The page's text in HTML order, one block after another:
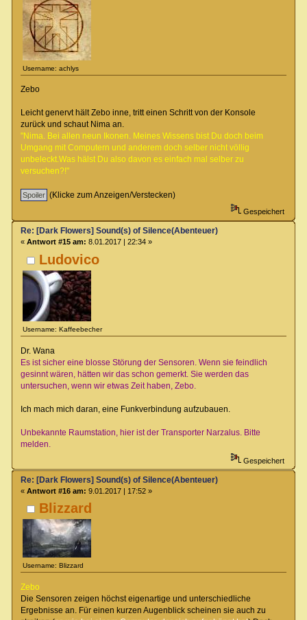
Username: achlys
Zebo
Leicht genervt hält Zebo inne, tritt einen Schritt von der Konsole
zurück und schaut Nima an.
"Nima. Bei allen neun Ikonen. Meines Wissens bist Du doch beim
Umgang mit Computern und anderem doch selber nicht völlig
unbeleckt.Was hälst Du also davon es einfach mal selber zu
versuchen?!"
(Klicke zum Anzeigen/Verstecken)
Gespeichert
Ludovico
Username: Kaffeebecher
Re: [Dark Flowers] Sound(s) of Silence(Abenteuer)
« Antwort #15 am: 8.01.2017 | 22:34 »
Dr. Wana
Es ist sicher eine blosse Störung der Sensoren. Wenn sie feindlich
gesinnt wären, hätten wir das schon gemerkt. Sie werden das
untersuchen, wenn wir etwas Zeit haben, Zebo.
Ich mach mich daran, eine Funkverbindung aufzubauen.
Unbekannte Raumstation, hier ist der Transporter Narzalus. Bitte
melden.
Gespeichert
Blizzard
Username: Blizzard
Re: [Dark Flowers] Sound(s) of Silence(Abenteuer)
« Antwort #16 am: 9.01.2017 | 17:52 »
Zebo
Die Sensoren zeigen höchst eigenartige und unterschiedliche
Ergebnisse an. Für einen kurzen Augenblick scheinen sie auch zu